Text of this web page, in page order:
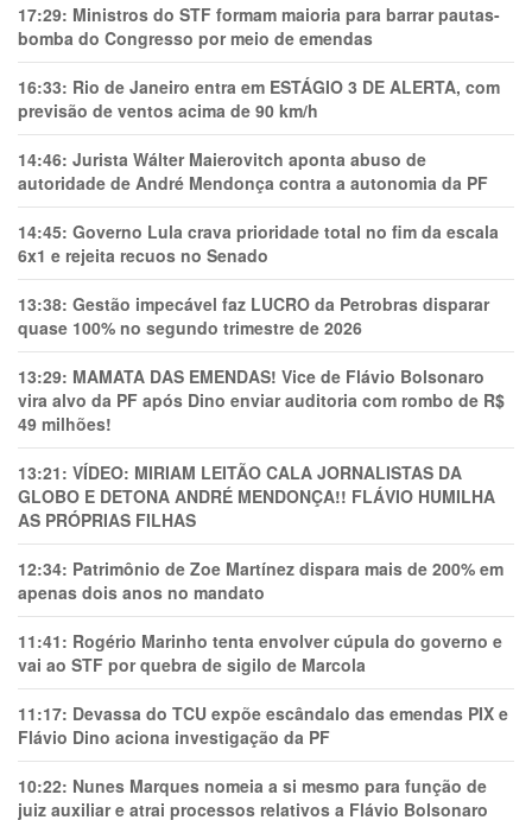
17:29: Ministros do STF formam maioria para barrar pautas-
bomba do Congresso por meio de emendas
16:33: Rio de Janeiro entra em ESTÁGIO 3 DE ALERTA, com
previsão de ventos acima de 90 km/h
14:46: Jurista Wálter Maierovitch aponta abuso de
autoridade de André Mendonça contra a autonomia da PF
14:45: Governo Lula crava prioridade total no fim da escala
6x1 e rejeita recuos no Senado
13:38: Gestão impecável faz LUCRO da Petrobras disparar
quase 100% no segundo trimestre de 2026
13:29: MAMATA DAS EMENDAS! Vice de Flávio Bolsonaro
vira alvo da PF após Dino enviar auditoria com rombo de R$
49 milhões!
13:21: VÍDEO: MIRIAM LEITÃO CALA JORNALISTAS DA
GLOBO E DETONA ANDRÉ MENDONÇA!! FLÁVIO HUMILHA
AS PRÓPRIAS FILHAS
12:34: Patrimônio de Zoe Martínez dispara mais de 200% em
apenas dois anos no mandato
11:41: Rogério Marinho tenta envolver cúpula do governo e
vai ao STF por quebra de sigilo de Marcola
11:17: Devassa do TCU expõe escândalo das emendas PIX e
Flávio Dino aciona investigação da PF
10:22: Nunes Marques nomeia a si mesmo para função de
juiz auxiliar e atrai processos relativos a Flávio Bolsonaro